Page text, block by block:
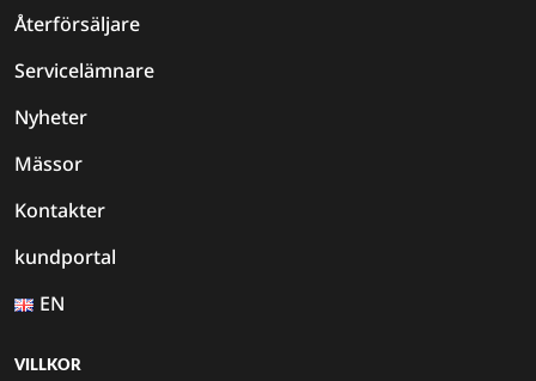
Återförsäljare
Servicelämnare
Nyheter
Mässor
Kontakter
kundportal
EN
VILLKOR